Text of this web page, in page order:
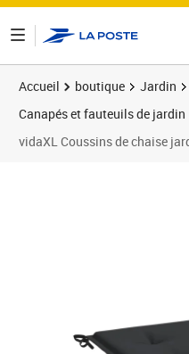
Accueil boutique Jardin
Canapés et fauteuils de jardin
vidaXL Coussins de chaise